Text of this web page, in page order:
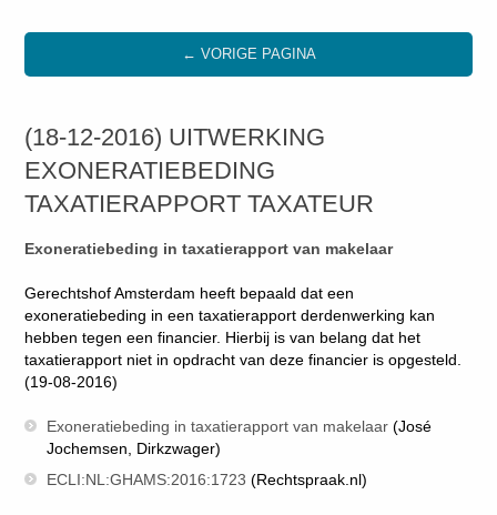
← VORIGE PAGINA
(18-12-2016) UITWERKING
EXONERATIEBEDING
TAXATIERAPPORT TAXATEUR
Exoneratiebeding in taxatierapport van makelaar
Gerechtshof Amsterdam heeft bepaald dat een
exoneratiebeding in een taxatierapport derdenwerking kan
hebben tegen een financier. Hierbij is van belang dat het
taxatierapport niet in opdracht van deze financier is opgesteld.
(19-08-2016)
Exoneratiebeding in taxatierapport van makelaar (José
Jochemsen, Dirkzwager)
ECLI:NL:GHAMS:2016:1723 (Rechtspraak.nl)